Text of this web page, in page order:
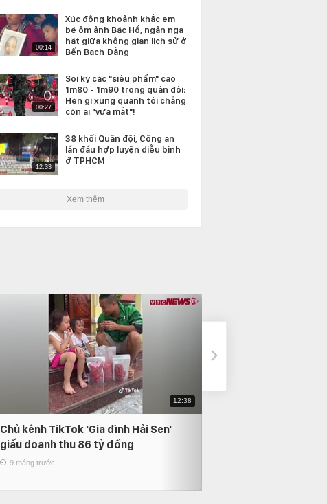
00:14
Xúc động khoảnh khắc em
bé ôm ảnh Bác Hồ, ngân nga
hát giữa không gian lịch sử ở
Bến Bạch Đằng
00:27
Soi kỹ các "siêu phẩm" cao
1m80 - 1m90 trong quân đội:
Hèn gì xung quanh tôi chẳng
còn ai "vừa mắt"!
12:33
38 khối Quân đội, Công an
lần đầu hợp luyện diễu binh
ở TPHCM
Xem thêm
12:38
Chủ kênh TikTok 'Gia đình Hải Sen'
giấu doanh thu 86 tỷ đồng
9 tháng trước